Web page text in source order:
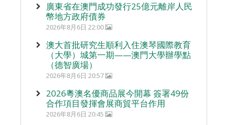
廣東省在澳門成功發行25億元離岸人民
幣地方政府債券
2026年8月6日 22:00
澳大首批研究生順利入住澳琴國際教育
（大學）城第一期——澳門大學辦學點
（德智廣場）
2026年8月6日 20:57
2026粵澳名優商品展今開幕 簽署49份
合作項目發揮會展商貿平台作用
2026年8月6日 20:45